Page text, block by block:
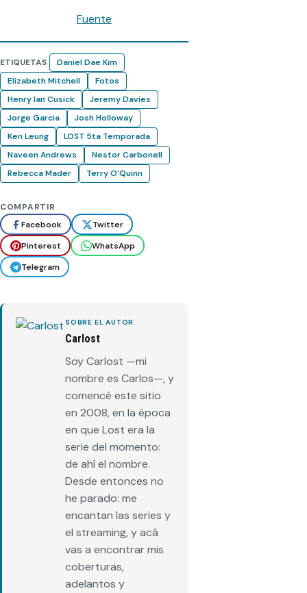
Fuente
ETIQUETAS
Daniel Dae Kim
Elizabeth Mitchell
Fotos
Henry Ian Cusick
Jeremy Davies
Jorge Garcia
Josh Holloway
Ken Leung
LOST 5ta Temporada
Naveen Andrews
Nestor Carbonell
Rebecca Mader
Terry O'Quinn
COMPARTIR
Facebook
Twitter
Pinterest
WhatsApp
Telegram
SOBRE EL AUTOR
Carlost
Soy Carlost —mi
nombre es Carlos—, y
comencé este sitio
en 2008, en la época
en que Lost era la
serie del momento:
de ahí el nombre.
Desde entonces no
he parado: me
encantan las series y
el streaming, y acá
vas a encontrar mis
coberturas,
adelantos y